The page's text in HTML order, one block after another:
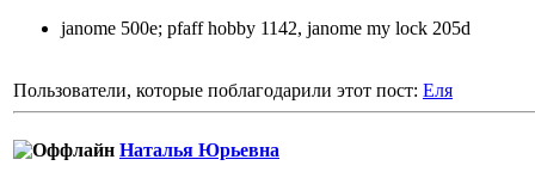
janome 500e; pfaff hobby 1142, janome my lock 205d
Пользователи, которые поблагодарили этот пост: Еля
Наталья Юрьевна